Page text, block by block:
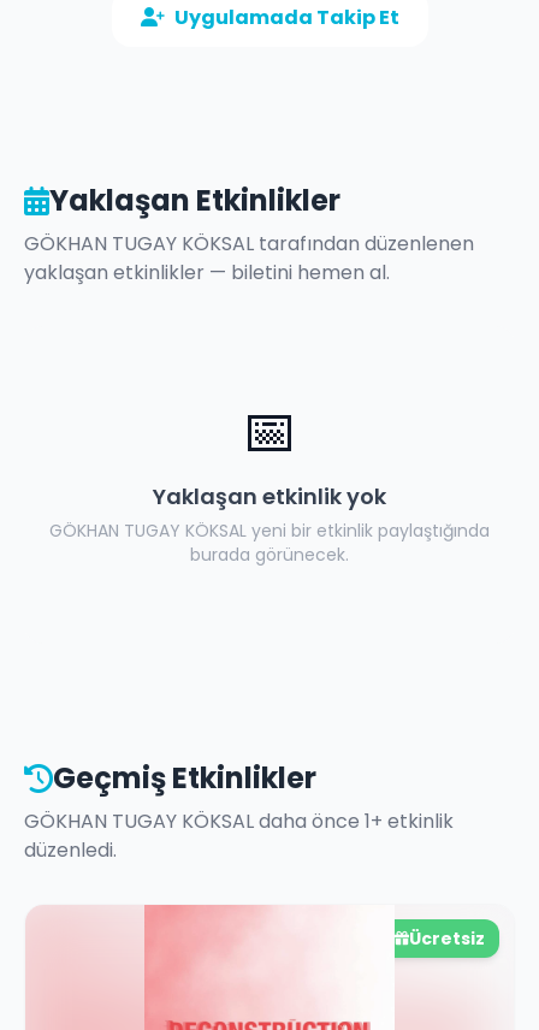
Uygulamada Takip Et
Yaklaşan Etkinlikler
GÖKHAN TUGAY KÖKSAL tarafından düzenlenen
yaklaşan etkinlikler — biletini hemen al.
📅
Yaklaşan etkinlik yok
GÖKHAN TUGAY KÖKSAL yeni bir etkinlik paylaştığında
burada görünecek.
Geçmiş Etkinlikler
GÖKHAN TUGAY KÖKSALdaha önce 1+ etkinlik
düzenledi.
Ücretsiz